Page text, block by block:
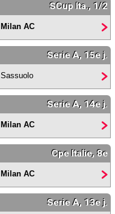
SCup Ita., 1/2
Milan AC
Serie A, 15e j.
Sassuolo
Serie A, 14e j.
Milan AC
Cpe Italie, 8e
Milan AC
Serie A, 13e j.